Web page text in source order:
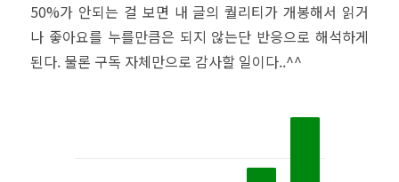
50%가 안되는 걸 보면 내 글의 퀄리티가 개봉해서 읽거
나 좋아요를 누를만큼은 되지 않는단 반응으로 해석하게
된다. 물론 구독 자체만으로 감사할 일이다..^^